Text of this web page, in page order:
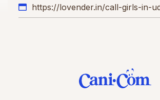
https://lovender.in/call-girls-in-